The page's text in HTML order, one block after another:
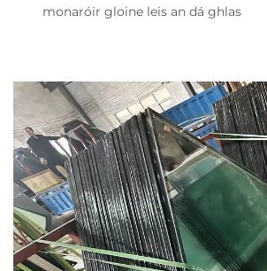
monaróir gloine leis an dá ghlas